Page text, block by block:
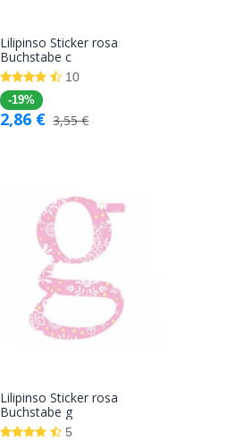
In den
Warenkorb
Lilipinso Sticker rosa
Buchstabe c
10
-19%
2,86 € 3,55€
In den
Warenkorb
Lilipinso Sticker rosa
Buchstabe g
5